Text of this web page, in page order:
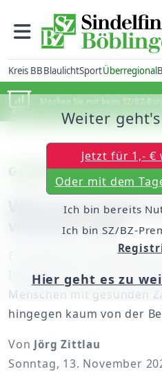
Kreis BBBlaulichtSportÜberregional
Machen Sie mit beim SZ/BZ-
Gepflegte Zähne
Wem eine
wirklich hilft
Ein Experte rät gerade bei
Implantaten zur
Menschen mit gesunden
hingegen kaum von der
Von Jörg Zittlau
Sonntag, 13. November
Weiter
Jetzt für 1,- €
Oder mit dem
Ich bin bereits
Ich bin SZ/BZ-
Hier geht es zu